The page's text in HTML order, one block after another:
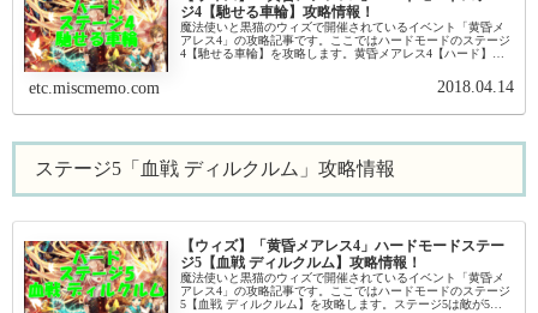
ジ4【馳せる車輪】攻略情報！
魔法使いと黒猫のウィズで開催されているイベント「黄昏メ
アレス4」の攻略記事です。ここではハードモードのステージ
4【馳せる車輪】を攻略します。黄昏メアレス4【ハード】ス
etc.miscmemo.com 2018.04.14
ステージ5「血戦 ディルクルム」攻略情報
【ウィズ】「黄昏メアレス4」ハードモードステー
ジ5【血戦 ディルクルム】攻略情報！
魔法使いと黒猫のウィズで開催されているイベント「黄昏メ
アレス4」の攻略記事です。ここではハードモードのステージ
5【血戦 ディルクルム】を攻略します。ステージ5は敵が5体